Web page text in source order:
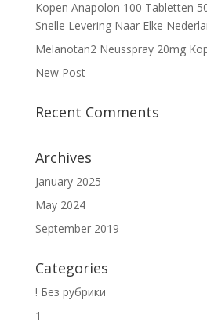
Kopen Anapolon 100 Tabletten
Snelle Levering Naar Elke
Melanotan2 Neusspray 20mg
New Post
Recent Comments
Archives
January 2025
May 2024
September 2019
Categories
! Без рубрики
1